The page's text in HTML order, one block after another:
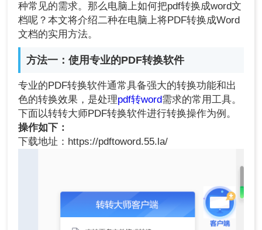
种常见的需求。那么电脑上如何把pdf转换成word文
档呢？本文将介绍二种在电脑上将PDF转换成Word
文档的实用方法。
方法一：使用专业的PDF转换软件
专业的PDF转换软件通常具备强大的转换功能和出
色的转换效果，是处理pdf转word需求的常用工具。
下面以转转大师PDF转换软件进行转换操作为例。
操作如下：
下载地址：https://pdftoword.55.la/